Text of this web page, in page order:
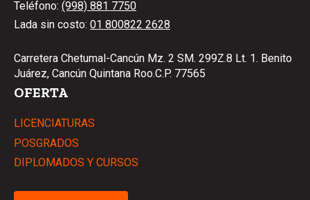
Teléfono: (998) 881 7750
Lada sin costo: 01 800822 2628
Carretera Chetumal-Cancún Mz. 2 SM. 299Z.8 Lt. 1. Benito
Juárez, Cancún Quintana Roo.C.P. 77565
OFERTA
LICENCIATURAS
POSGRADOS
DIPLOMADOS Y CURSOS